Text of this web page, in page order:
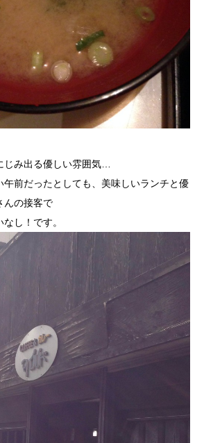
み出る優しい雰囲気…
午前だったとしても、美味しいランチと優
んの接客で
し！です。